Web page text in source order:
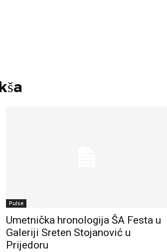
Pulse
Umetnička hronologija ŠA Festa u
Galeriji Sreten Stojanović u
Prijedoru